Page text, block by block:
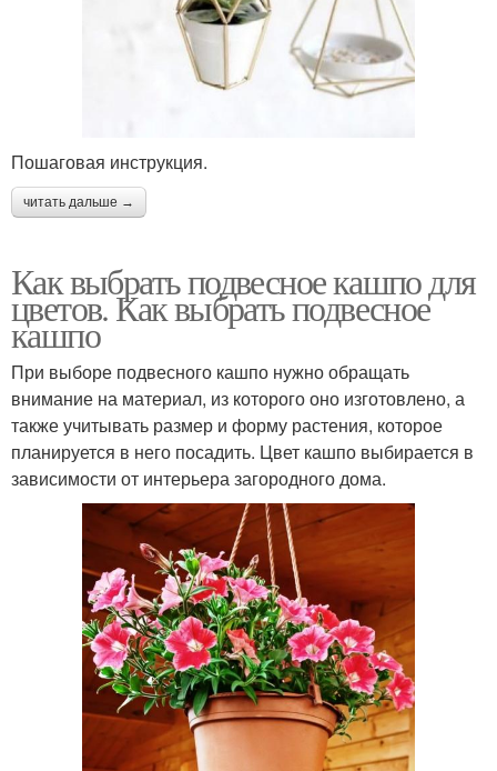
Пошаговая инструкция.
читать дальше →
Как выбрать подвесное кашпо для
цветов. Как выбрать подвесное
кашпо
При выборе подвесного кашпо нужно обращать
внимание на материал, из которого оно изготовлено, а
также учитывать размер и форму растения, которое
планируется в него посадить. Цвет кашпо выбирается в
зависимости от интерьера загородного дома.